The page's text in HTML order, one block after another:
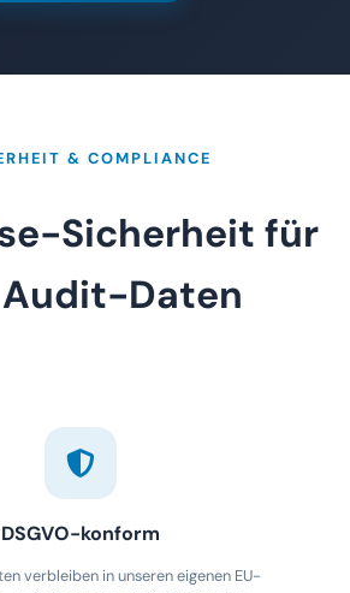
& COMPLIANCE
Sicherheit für
Daten
DSGVO-konform
verbleiben in unseren eigenen EU-